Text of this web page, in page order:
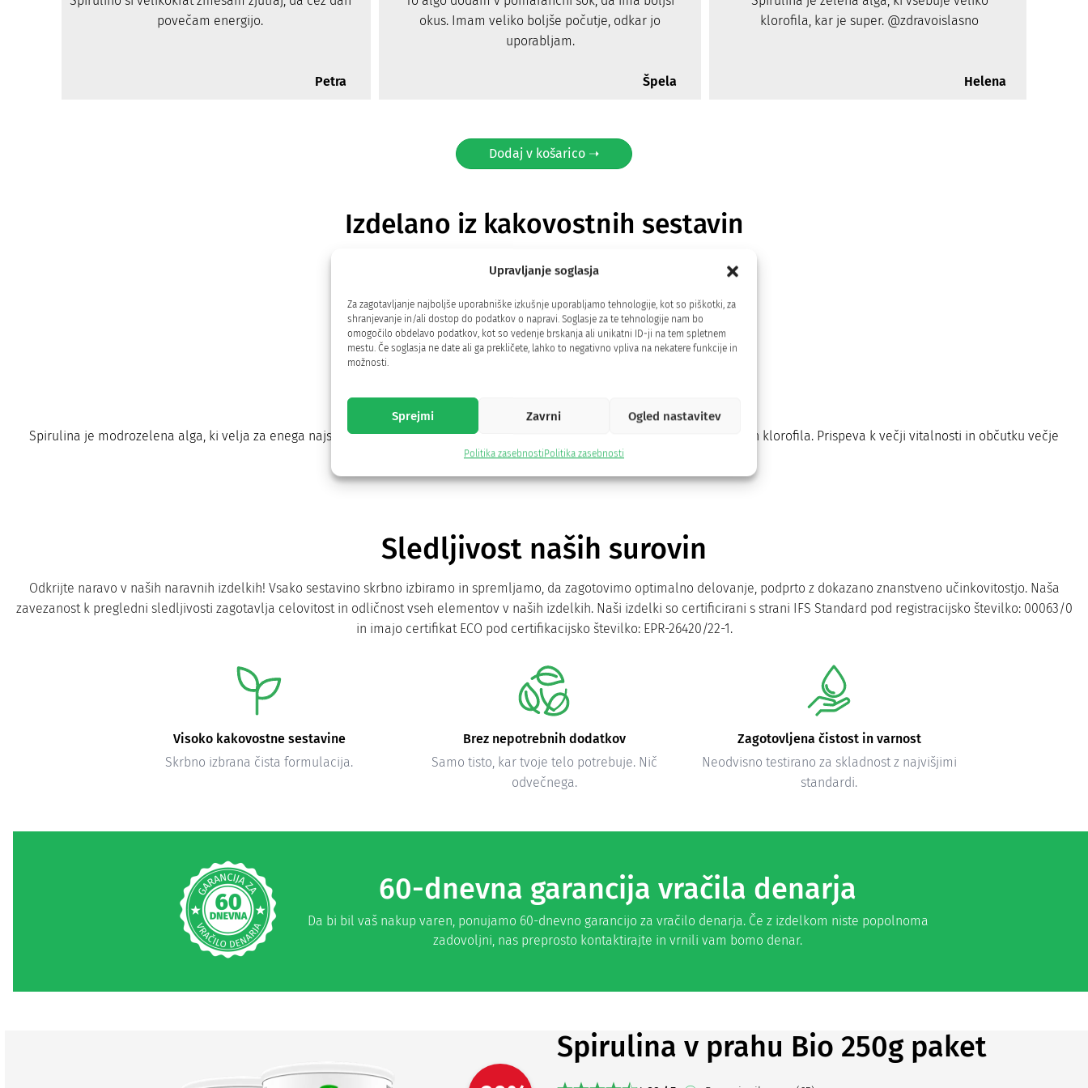
Upravljanje soglasja
Za zagotavljanje najboljše uporabniške izkušnje uporabljamo tehnologije, kot so piškotki, za
shranjevanje in/ali dostop do podatkov o napravi. Soglasje za te tehnologije nam bo
omogočilo obdelavo podatkov, kot so vedenje brskanja ali unikatni ID-ji na tem spletnem
mestu. Če soglasja ne date ali ga prekličete, lahko to negativno vpliva na nekatere funkcije in
možnosti.
Sprejmi Zavrni Ogled nastavitev
Politika zasebnostiPolitika zasebnosti
povečam energijo.
Petra
okus. Imam veliko boljše počutje, odkar jo
uporabljam.
Špela
klorofila, kar je super. @zdravoislasno
Helena
Dodaj v košarico ➝
Izdelano iz kakovostnih sestavin
Spirulina je modrozelena alga, ki velja za enega najstarejših organizmov na Zemlji. Je izjemno bogat vir rastlinskih beljakovin in klorofila. Prispeva k večji vitalnosti in občutku večje
energije.
Sledljivost naših surovin
Odkrijte naravo v naših naravnih izdelkih! Vsako sestavino skrbno izbiramo in spremljamo, da zagotovimo optimalno delovanje, podprto z dokazano znanstveno učinkovitostjo. Naša
zavezanost k pregledni sledljivosti zagotavlja celovitost in odličnost vseh elementov v naših izdelkih. Naši izdelki so certificirani s strani IFS Standard pod registracijsko številko: 00063/0
in imajo certifikat ECO pod certifikacijsko številko: EPR-26420/22-1.
Visoko kakovostne sestavine
Skrbno izbrana čista formulacija.
Brez nepotrebnih dodatkov
Samo tisto, kar tvoje telo potrebuje. Nič
odvečnega.
Zagotovljena čistost in varnost
Neodvisno testirano za skladnost z najvišjimi
standardi.
60-dnevna garancija vračila denarja
Da bi bil vaš nakup varen, ponujamo 60-dnevno garancijo za vračilo denarja. Če z izdelkom niste popolnoma
zadovoljni, nas preprosto kontaktirajte in vrnili vam bomo denar.
Spirulina v prahu Bio 250g paket